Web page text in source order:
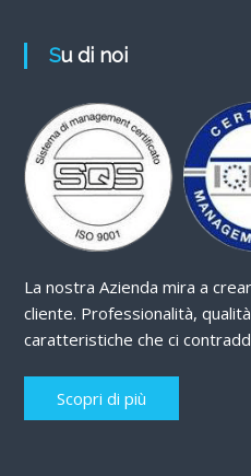
Su di noi
La nostra Azienda mira a
cliente. Professionalità,
caratteristiche che ci
Scopri di più